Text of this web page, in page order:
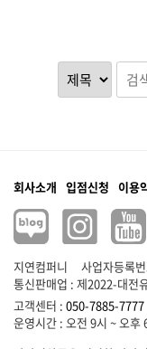
회사소개 입점신청 이용
지연컴퍼니
사업자등록
통신판매업 : 제2022-대전
고객센터 : 050-7885-7777